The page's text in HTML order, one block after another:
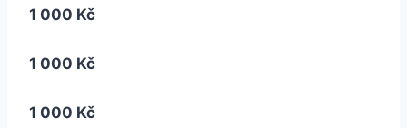
1 000 Kč
1 000 Kč
1 000 Kč